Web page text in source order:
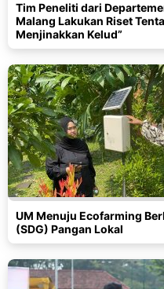
Tim Peneliti dari
Malang Lakukan Riset
Menjinakkan Kelud”
UM Menuju Ecofarming
(SDG) Pangan Lokal